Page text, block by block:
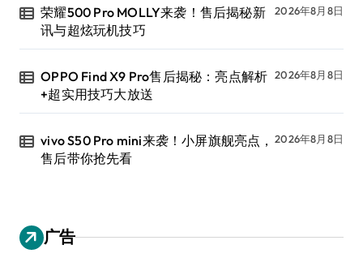
荣耀500 Pro MOLLY来袭！售后揭秘新
讯与超炫玩机技巧
2026年8月8日
OPPO Find X9 Pro售后揭秘：亮点解析
+超实用技巧大放送
2026年8月8日
vivo S50 Pro mini来袭！小屏旗舰亮点，
售后带你抢先看
2026年8月8日
广告